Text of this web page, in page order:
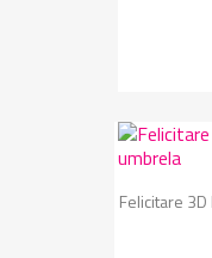
Felicitare